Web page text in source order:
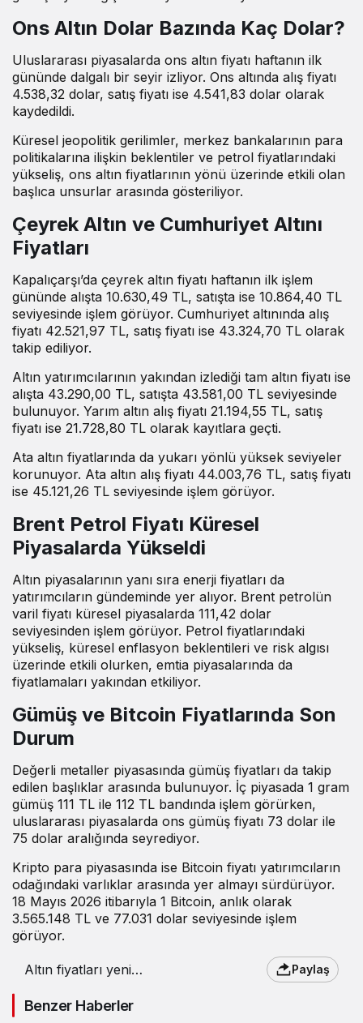
Ons Altın Dolar Bazında Kaç Dolar?
Uluslararası piyasalarda ons altın fiyatı haftanın ilk
gününde dalgalı bir seyir izliyor. Ons altında alış fiyatı
4.538,32 dolar, satış fiyatı ise 4.541,83 dolar olarak
kaydedildi.
Küresel jeopolitik gerilimler, merkez bankalarının para
politikalarına ilişkin beklentiler ve petrol fiyatlarındaki
yükseliş, ons altın fiyatlarının yönü üzerinde etkili olan
başlıca unsurlar arasında gösteriliyor.
Çeyrek Altın ve Cumhuriyet Altını
Fiyatları
Kapalıçarşı’da çeyrek altın fiyatı haftanın ilk işlem
gününde alışta 10.630,49 TL, satışta ise 10.864,40 TL
seviyesinde işlem görüyor. Cumhuriyet altınında alış
fiyatı 42.521,97 TL, satış fiyatı ise 43.324,70 TL olarak
takip ediliyor.
Altın yatırımcılarının yakından izlediği tam altın fiyatı ise
alışta 43.290,00 TL, satışta 43.581,00 TL seviyesinde
bulunuyor. Yarım altın alış fiyatı 21.194,55 TL, satış
fiyatı ise 21.728,80 TL olarak kayıtlara geçti.
Ata altın fiyatlarında da yukarı yönlü yüksek seviyeler
korunuyor. Ata altın alış fiyatı 44.003,76 TL, satış fiyatı
ise 45.121,26 TL seviyesinde işlem görüyor.
Brent Petrol Fiyatı Küresel
Piyasalarda Yükseldi
Altın piyasalarının yanı sıra enerji fiyatları da
yatırımcıların gündeminde yer alıyor. Brent petrolün
varil fiyatı küresel piyasalarda 111,42 dolar
seviyesinden işlem görüyor. Petrol fiyatlarındaki
yükseliş, küresel enflasyon beklentileri ve risk algısı
üzerinde etkili olurken, emtia piyasalarında da
fiyatlamaları yakından etkiliyor.
Gümüş ve Bitcoin Fiyatlarında Son
Durum
Değerli metaller piyasasında gümüş fiyatları da takip
edilen başlıklar arasında bulunuyor. İç piyasada 1 gram
gümüş 111 TL ile 112 TL bandında işlem görürken,
uluslararası piyasalarda ons gümüş fiyatı 73 dolar ile
75 dolar aralığında seyrediyor.
Kripto para piyasasında ise Bitcoin fiyatı yatırımcıların
odağındaki varlıklar arasında yer almayı sürdürüyor.
18 Mayıs 2026 itibarıyla 1 Bitcoin, anlık olarak
3.565.148 TL ve 77.031 dolar seviyesinde işlem
görüyor.
Altın fiyatları yeni
: 18 Mayıs 2026 güncel
Paylaş
Benzer Haberler